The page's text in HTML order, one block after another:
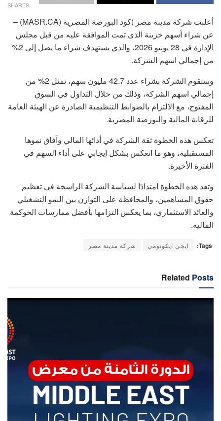
SHARES
أعلنت شركة مدينة مصر (كود البورصة المصرية (MASR.CA) –
عن شراء أسهم خزينة الذي تمت الموافقة عليه من قبل مجلس
الإدارة في 28 يونيو 2026، والذي يستهدف شراء ما يصل إلى 2%
من إجمالي اسهم الشركة.
وستقوم الشركة بشراء عدد 42.7 مليون سهم، تمثل 2% من
إجمالي اسهم الشركة، وذلك من خلال التداول في السوق
المفتوح، مع الالتزام بالضوابط التنظيمية الصادرة عن الهيئة العامة
للرقابة المالية والبورصة المصرية.
تعكس هذه الخطوة ثقة الشركة في أدائها المالي وآفاق نموها
المستقبلية، وهو ما انعكس بشكل إيجابي على أداء السهم في
الفترة الأخيرة.
وتعد هذه الخطوة امتدادًا لسياسة الشركة الراسخة في تعظيم
حقوق المساهمين، والمحافظة على التوازن بين النمو التشغيلي
والعائد الاستثماري، بما يعكس التزامها بأفضل ممارسات الحوكمة
المالية.
Tags: ايجي ايكونومي شركة مدينة مصر
Related Posts